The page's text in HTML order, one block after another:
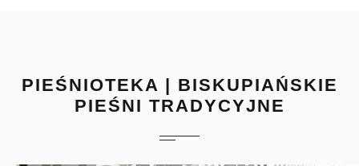
PIEŚNIOTEKA | BISKUPIAŃSKIE
PIEŚNI TRADYCYJNE